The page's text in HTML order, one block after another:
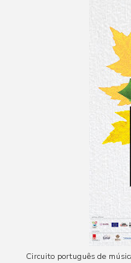
Circuito português de